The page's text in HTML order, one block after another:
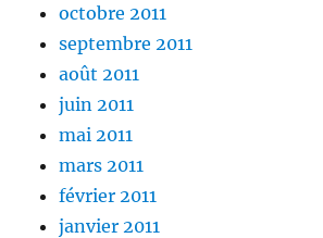
octobre 2011
septembre 2011
août 2011
juin 2011
mai 2011
mars 2011
février 2011
janvier 2011